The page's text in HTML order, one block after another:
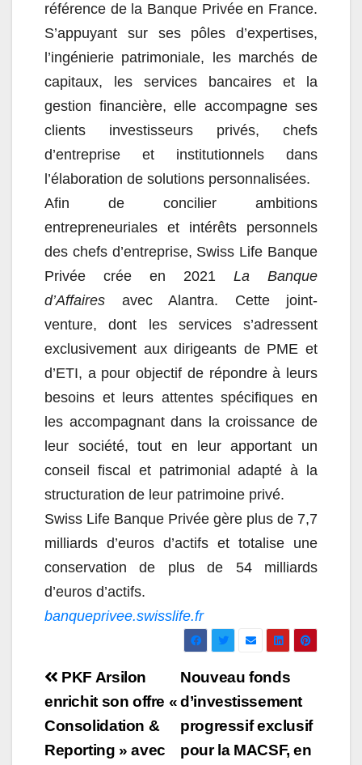
référence de la Banque Privée en France.
S’appuyant sur ses pôles d’expertises,
l’ingénierie patrimoniale, les marchés de
capitaux, les services bancaires et la
gestion financière, elle accompagne ses
clients investisseurs privés, chefs
d’entreprise et institutionnels dans
l’élaboration de solutions personnalisées.
Afin de concilier ambitions
entrepreneuriales et intérêts personnels
des chefs d’entreprise, Swiss Life Banque
Privée crée en 2021 La Banque
d’Affaires avec Alantra. Cette joint-
venture, dont les services s’adressent
exclusivement aux dirigeants de PME et
d’ETI, a pour objectif de répondre à leurs
besoins et leurs attentes spécifiques en
les accompagnant dans la croissance de
leur société, tout en leur apportant un
conseil fiscal et patrimonial adapté à la
structuration de leur patrimoine privé.
Swiss Life Banque Privée gère plus de 7,7
milliards d’euros d’actifs et totalise une
conservation de plus de 54 milliards
d’euros d’actifs.
banqueprivee.swisslife.fr
Navigation
de
l’article
Nouveau fonds
d’investissement
progressif exclusif
pour la MACSF, en
PKF Arsilon
enrichit son offre «
Consolidation &
Reporting » avec